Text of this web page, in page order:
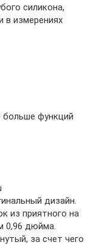
силикона,
в измерениях
функций
дизайн.
из приятного на
0,96 дюйма.
за счет чего